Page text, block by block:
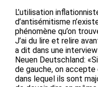
L’utilisation
d’antisémitisme
phénomène qu’on
J’ai du lire et relire
a dit dans une
Neuen Deutschland:
de gauche, on
dans lequel ils sont